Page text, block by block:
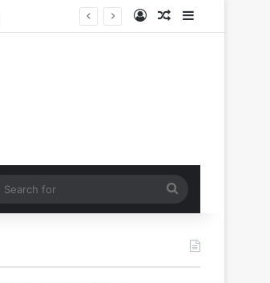
Log InRandom Article
Sidebar
for